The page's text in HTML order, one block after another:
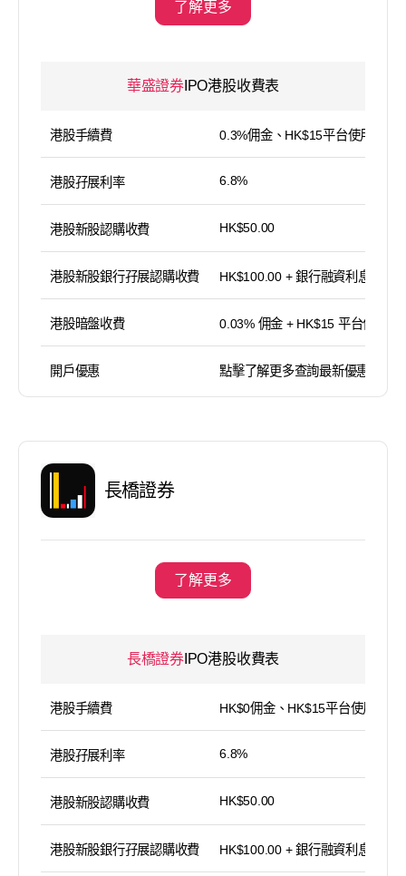
了解更多
華盛證券IPO港股收費表
港股手續費 0.3%佣金、HK$15平台使用費
港股孖展利率 6.8%
港股新股認購收費 HK$50.00
港股新股銀行孖展認購收費 HK$100.00 + 銀行融資利息
港股暗盤收費 0.03% 佣金 + HK$15 平台使用費
開戶優惠 點擊了解更多查詢最新優惠
長橋證券
了解更多
長橋證券IPO港股收費表
港股手續費 HK$0佣金、HK$15平台使用費
港股孖展利率 6.8%
港股新股認購收費 HK$50.00
港股新股銀行孖展認購收費 HK$100.00 + 銀行融資利息